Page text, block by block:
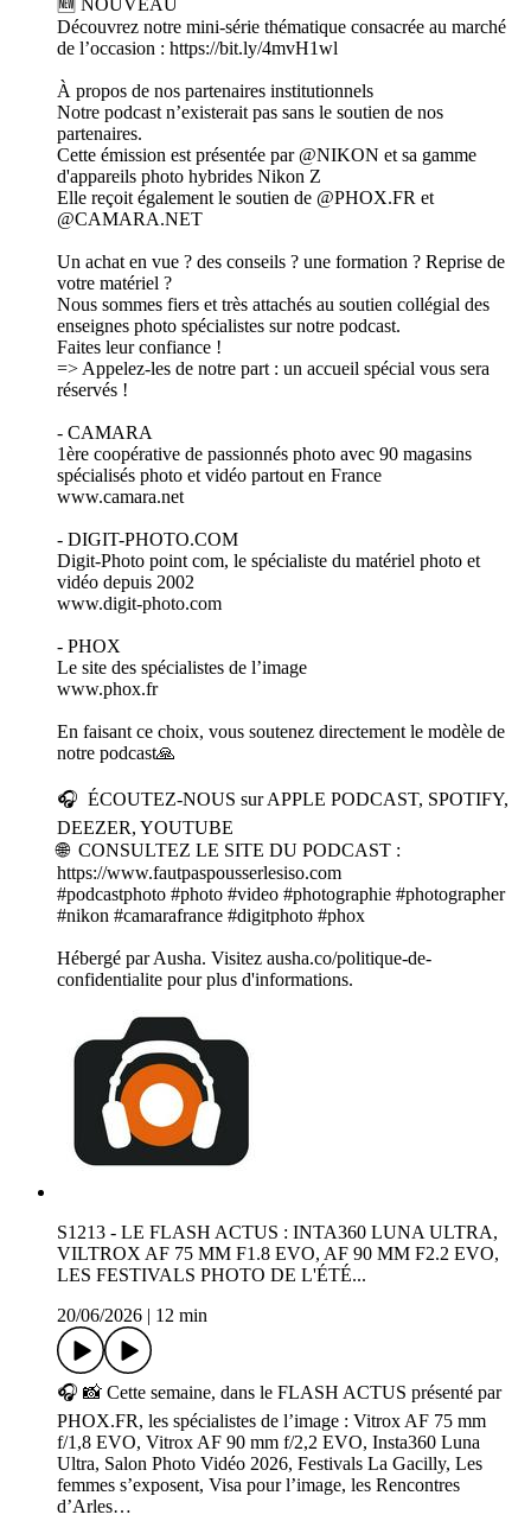
🆕 NOUVEAU
Découvrez notre mini-série thématique consacrée au marché
de l’occasion : https://bit.ly/4mvH1wl
À propos de nos partenaires institutionnels
Notre podcast n’existerait pas sans le soutien de nos
partenaires.
Cette émission est présentée par @NIKON et sa gamme
d'appareils photo hybrides Nikon Z
Elle reçoit également le soutien de @PHOX.FR et
@CAMARA.NET
Un achat en vue ? des conseils ? une formation ? Reprise de
votre matériel ?
Nous sommes fiers et très attachés au soutien collégial des
enseignes photo spécialistes sur notre podcast.
Faites leur confiance !
=> Appelez-les de notre part : un accueil spécial vous sera
réservés !
- CAMARA
1ère coopérative de passionnés photo avec 90 magasins
spécialisés photo et vidéo partout en France
www.camara.net
- DIGIT-PHOTO.COM
Digit-Photo point com, le spécialiste du matériel photo et
vidéo depuis 2002
www.digit-photo.com
- PHOX
Le site des spécialistes de l’image
www.phox.fr
En faisant ce choix, vous soutenez directement le modèle de
notre podcast🙏
🎧 ÉCOUTEZ-NOUS sur APPLE PODCAST, SPOTIFY,
DEEZER, YOUTUBE
🌐 CONSULTEZ LE SITE DU PODCAST :
https://www.fautpaspousserlesiso.com
#podcastphoto #photo #video #photographie #photographer
#nikon #camarafrance #digitphoto #phox
Hébergé par Ausha. Visitez ausha.co/politique-de-
confidentialite pour plus d'informations.
S1213 - LE FLASH ACTUS : INTA360 LUNA ULTRA,
VILTROX AF 75 MM F1.8 EVO, AF 90 MM F2.2 EVO,
LES FESTIVALS PHOTO DE L'ÉTÉ...
20/06/2026
12 min
🎧 📸 Cette semaine, dans le FLASH ACTUS présenté par
PHOX.FR, les spécialistes de l’image : Vitrox AF 75 mm
f/1,8 EVO, Vitrox AF 90 mm f/2,2 EVO, Insta360 Luna
Ultra, Salon Photo Vidéo 2026, Festivals La Gacilly, Les
femmes s’exposent, Visa pour l’image, les Rencontres
d’Arles…